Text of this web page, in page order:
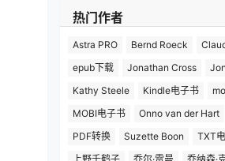
热门作者
Astra PRO Bernd Roeck
epub下载
Jonathan Cross
Kathy Steele
Kindle电子书
MOBI电子书
Onno van der Hart
PDF转换
Suzette Boon
TXT